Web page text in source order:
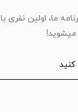
ما، اولین نفری
میشوید!